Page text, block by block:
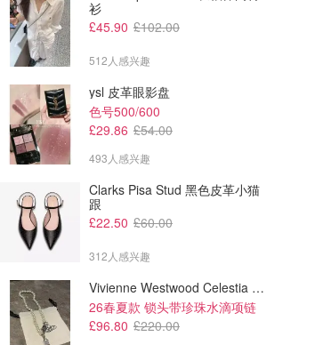
衫
£45.90 £102.00
512人感兴趣
ysl 皮革眼影盘
色号500/600
£29.86 £54.00
493人感兴趣
Clarks Pisa Stud 黑色皮革小猫
跟
£22.50 £60.00
312人感兴趣
Vivienne Westwood Celestia 小号吊坠项链
26春夏款 锁头带珍珠水滴项链
£96.80 £220.00